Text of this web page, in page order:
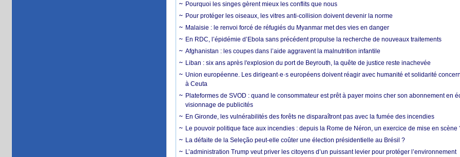
Pourquoi les singes gèrent mieux les conflits que nous
Pour protéger les oiseaux, les vitres anti-collision doivent devenir la norme
Malaisie : le renvoi forcé de réfugiés du Myanmar met des vies en danger
En RDC, l’épidémie d’Ebola sans précédent propulse la recherche de nouveaux traitements
Afghanistan : les coupes dans l’aide aggravent la malnutrition infantile
Liban : six ans après l'explosion du port de Beyrouth, la quête de justice reste inachevée
Union européenne. Les dirigeant·e·s européens doivent réagir avec humanité et solidarité
à Ceuta
Plateformes de SVOD : quand le consommateur est prêt à payer moins cher son abonnement en
visionnage de publicités
En Gironde, les vulnérabilités des forêts ne disparaîtront pas avec la fumée des incendies
Le pouvoir politique face aux incendies : depuis la Rome de Néron, un exercice de mise en scène
La défaite de la Seleção peut-elle coûter une élection présidentielle au Brésil ?
L’administration Trump veut priver les citoyens d’un puissant levier pour protéger l’environnement